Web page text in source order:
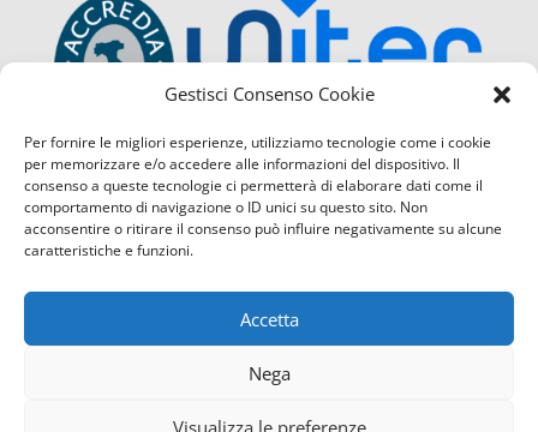
Gestisci Consenso Cookie
Per fornire le migliori esperienze, utilizziamo tecnologie come i cookie
per memorizzare e/o accedere alle informazioni del dispositivo. Il
consenso a queste tecnologie ci permetterà di elaborare dati come il
comportamento di navigazione o ID unici su questo sito. Non
acconsentire o ritirare il consenso può influire negativamente su alcune
caratteristiche e funzioni.
Accetta
Nega
Visualizza le preferenze